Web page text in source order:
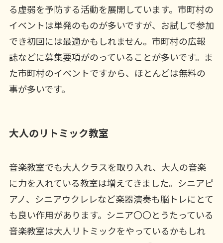
る虚弱を予防する活動を展開しています。市町村の
イベントは単発のものが多いですが、お試しで参加
でき初回には最適かもしれません。市町村の広報
誌などに募集要項がのっていることが多いです。ま
た市町村のイベントですから、ほとんどは無料の
事が多いです。
大人のリトミック教室
音楽教室でも大人クラスを取り入れ、大人の音楽
に力を入れている教室は増えてきました。シニアピ
アノ、シニアウクレレなど楽器演奏も脳トレにとて
も良い作用があります。シニア〇〇とうたっている
音楽教室は大人リトミックをやっているかもしれ